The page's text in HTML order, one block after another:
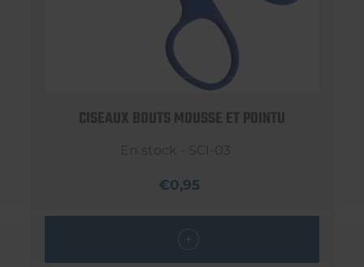
CISEAUX BOUTS MOUSSE ET POINTU
En stock - SCI-03
€0,95